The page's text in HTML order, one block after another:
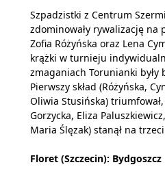
Szpadzistki z Centrum
zdominowały rywalizację na
Zofia Różyńska oraz Lena
krążki w turnieju
zmaganiach Torunianki były
Pierwszy skład (Różyńska,
Oliwia Stusińska)
Gorzycka, Eliza
Maria Ślęzak) stanął na
Floret (Szczecin):